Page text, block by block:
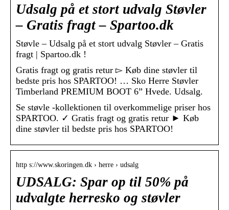
Udsalg på et stort udvalg Støvler
– Gratis fragt – Spartoo.dk
Støvle – Udsalg på et stort udvalg Støvler – Gratis
fragt | Spartoo.dk !
Gratis fragt og gratis retur ▻ Køb dine støvler til
bedste pris hos SPARTOO! … Sko Herre Støvler
Timberland PREMIUM BOOT 6” Hvede. Udsalg.
Se støvle -kollektionen til overkommelige priser hos
SPARTOO. ✓ Gratis fragt og gratis retur ► Køb
dine støvler til bedste pris hos SPARTOO!
http s://www.skoringen.dk › herre › udsalg
UDSALG: Spar op til 50% på
udvalgte herresko og støvler